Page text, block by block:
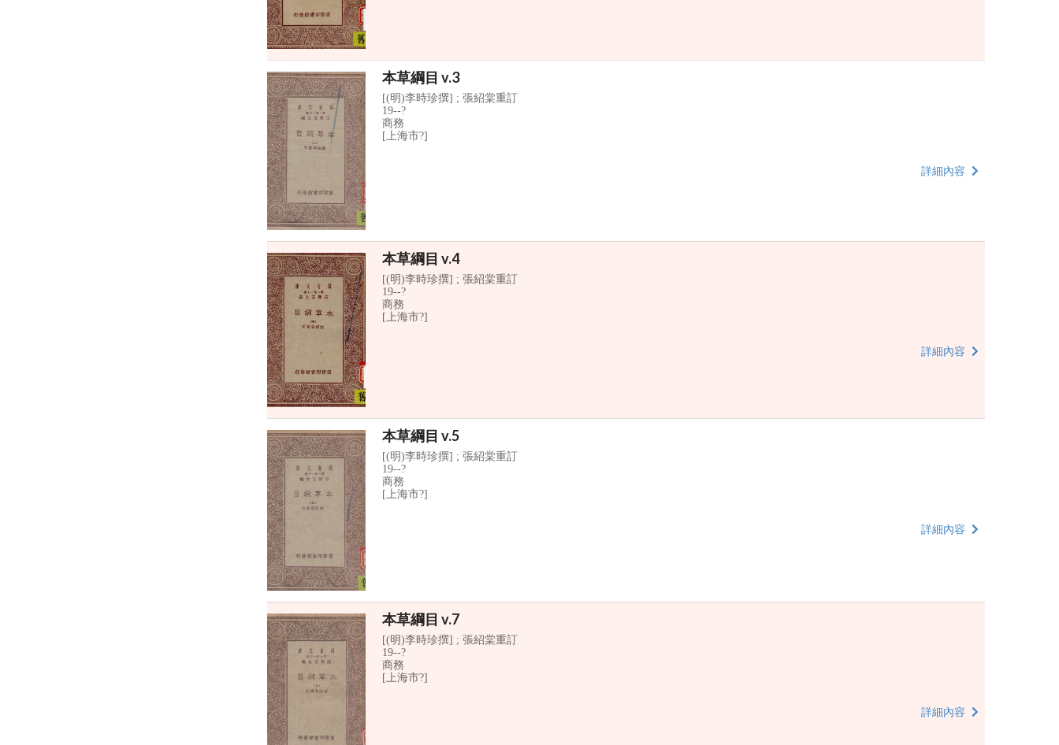
本草綱目 v.3
[(明)李時珍撰] ; 張紹棠重訂
19--?
商務
[上海市?]
詳細內容
本草綱目 v.4
[(明)李時珍撰] ; 張紹棠重訂
19--?
商務
[上海市?]
詳細內容
本草綱目 v.5
[(明)李時珍撰] ; 張紹棠重訂
19--?
商務
[上海市?]
詳細內容
本草綱目 v.7
[(明)李時珍撰] ; 張紹棠重訂
19--?
商務
[上海市?]
詳細內容